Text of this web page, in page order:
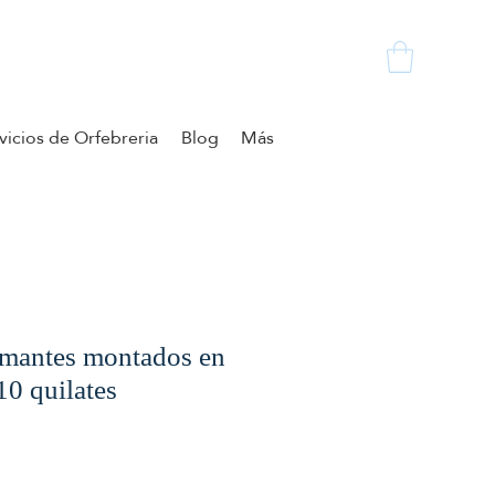
de Orfebreria Blog Más
montados en
quilates